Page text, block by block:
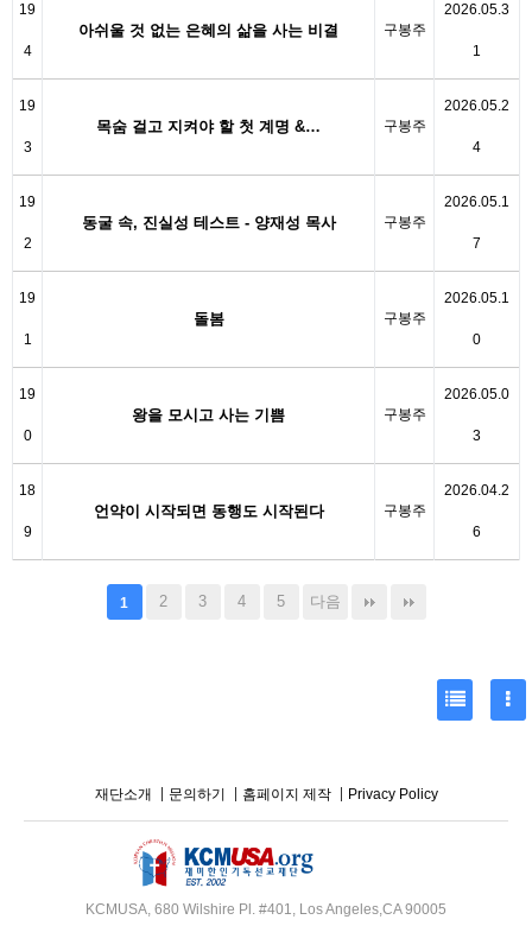
19
4
아쉬울 것 없는 은혜의 삶을 사는 비결 구봉주
2026.05.3
1
19
3
목숨 걸고 지켜야 할 첫 계명 &… 구봉주
2026.05.2
4
19
2
동굴 속, 진실성 테스트 - 양재성 목사 구봉주
2026.05.1
7
19
1
돌봄 구봉주
2026.05.1
0
19
0
왕을 모시고 사는 기쁨 구봉주
2026.05.0
3
18
9
언약이 시작되면 동행도 시작된다 구봉주
2026.04.2
6
1 2 3 4 5 다음
재단소개 문의하기 홈페이지 제작 Privacy Policy
KCMUSA, 680 Wilshire Pl. #401, Los Angeles,CA 90005